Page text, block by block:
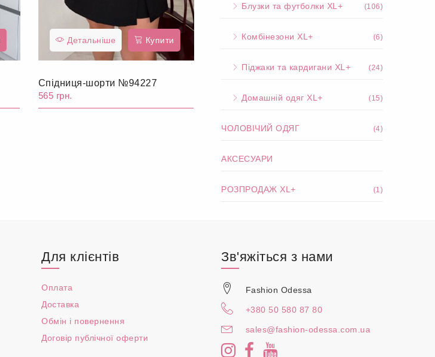
Детальніше Купити
Спідниця-шорти №94227
565 грн.
Блузки та футболки XL+ (106)
Комбінезони XL+ (6)
Піджаки та кардигани XL+ (24)
Домашній одяг XL+ (15)
ЧОЛОВІЧИЙ ОДЯГ (4)
АКСЕСУАРИ
РОЗПРОДАЖ XL+ (1)
Для клієнтів
Оплата
Доставка
Обмін і повернення
Договір публічної оферти
Зв'яжіться з нами
Fashion Odessa
+380 50 580 87 80
sales@fashion-odessa.com.ua